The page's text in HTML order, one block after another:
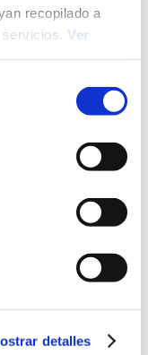
recopilado a
Ver
detalles
: Si el
en el
las
buscan en los
muestres tal
conocer tu
para